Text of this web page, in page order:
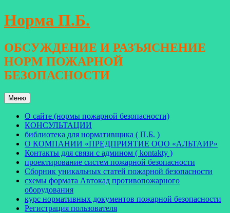
Перейти
к
Норма П.Б.
ОБСУЖДЕНИЕ И РАЗЪЯСНЕНИЕ
НОРМ ПОЖАРНОЙ
БЕЗОПАСНОСТИ
Меню
О сайте (нормы пожарной безопасности)
КОНСУЛЬТАЦИИ
библиотека для нормативщика ( П.Б. )
О КОМПАНИИ «ПРЕДПРИЯТИЕ ООО «АЛЬТАИР»
Контакты для связи с админом ( kontakty )
проектирование систем пожарной безопасности
Сборник уникальных статей пожарной безопасности
схемы формата Автокад противопожарного
оборудования
курс нормативных документов пожарной безопасности
Регистрация пользователя